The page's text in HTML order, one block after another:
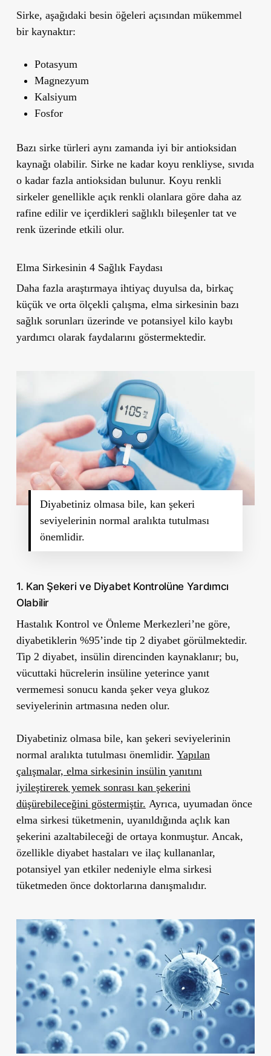
Sirke, aşağıdaki besin öğeleri açısından mükemmel
bir kaynaktır:
Potasyum
Magnezyum
Kalsiyum
Fosfor
Bazı sirke türleri aynı zamanda iyi bir antioksidan
kaynağı olabilir. Sirke ne kadar koyu renkliyse, sıvıda
o kadar fazla antioksidan bulunur. Koyu renkli
sirkeler genellikle açık renkli olanlara göre daha az
rafine edilir ve içerdikleri sağlıklı bileşenler tat ve
renk üzerinde etkili olur.
Elma Sirkesinin 4 Sağlık Faydası
Daha fazla araştırmaya ihtiyaç duyulsa da, birkaç
küçük ve orta ölçekli çalışma, elma sirkesinin bazı
sağlık sorunları üzerinde ve potansiyel kilo kaybı
yardımcı olarak faydalarını göstermektedir.
Diyabetiniz olmasa bile, kan şekeri
seviyelerinin normal aralıkta tutulması
önemlidir.
1. Kan Şekeri ve Diyabet Kontrolüne Yardımcı
Olabilir
Hastalık Kontrol ve Önleme Merkezleri’ne göre,
diyabetiklerin %95’inde tip 2 diyabet görülmektedir.
Tip 2 diyabet, insülin direncinden kaynaklanır; bu,
vücuttaki hücrelerin insüline yeterince yanıt
vermemesi sonucu kanda şeker veya glukoz
seviyelerinin artmasına neden olur.
Diyabetiniz olmasa bile, kan şekeri seviyelerinin
normal aralıkta tutulması önemlidir. Yapılan
çalışmalar, elma sirkesinin insülin yanıtını
iyileştirerek yemek sonrası kan şekerini
düşürebileceğini göstermiştir. Ayrıca, uyumadan önce
elma sirkesi tüketmenin, uyanıldığında açlık kan
şekerini azaltabileceği de ortaya konmuştur. Ancak,
özellikle diyabet hastaları ve ilaç kullananlar,
potansiyel yan etkiler nedeniyle elma sirkesi
tüketmeden önce doktorlarına danışmalıdır.